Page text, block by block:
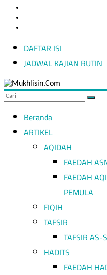
Mukhlisin.Com
seperti
orang
adalah
dari
DAFTAR ISI
JADWAL KAJIAN RUTIN
Beranda
ARTIKEL
AQIDAH
FAEDAH
FAEDAH
PEMULA
FIQIH
TAFSIR
TAFSIR AS-
HADITS
FAEDAH